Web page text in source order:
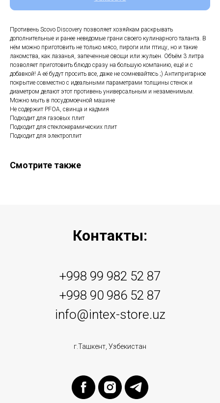
Противень Scovo Discovery позволяет хозяйкам раскрывать
дополнительные и ранее неведомые грани своего кулинарного таланта. В
нём можно приготовить не только мясо, пироги или птицу, но и такие
лакомства, как лазанья, запеченные овощи или жульен. Объём 3 литра
позволяет приготовить блюдо сразу на большую компанию, ещё и с
добавкой! А её будут просить все, даже не сомневайтесь ;) Антипригарное
покрытие совместно с идеальными параметрами толщины стенок и
диаметром делают этот противень универсальным и незаменимым.
Можно мыть в посудомоечной машине
Не содержит PFOA, свинца и кадмия
Подходит для газовых плит
Подходит для стеклокерамических плит
Подходит для электроплит
Смотрите также
Контакты:
+998 99 982 52 87
+998 90 986 52 87
info@intex-store.uz
г.Ташкент, Узбекистан